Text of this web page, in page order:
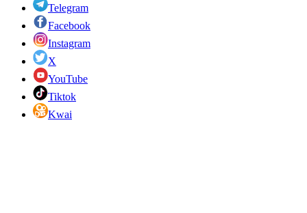
Telegram
Facebook
Instagram
X
YouTube
Tiktok
Kwai